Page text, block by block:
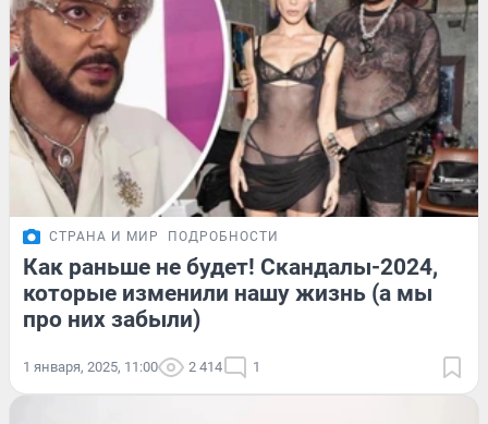
СТРАНА И МИР ПОДРОБНОСТИ
Как раньше не будет! Скандалы-2024,
которые изменили нашу жизнь (а мы
про них забыли)
1 января, 2025, 11:00 2 414 1